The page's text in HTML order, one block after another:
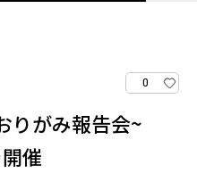
0
りがみ報告会~
催